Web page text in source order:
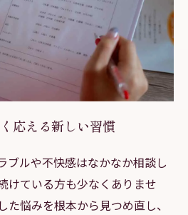
応える新しい習慣
ブルや不快感はなかなか相談し
けている方も少なくありませ
た悩みを根本から見つめ直し、